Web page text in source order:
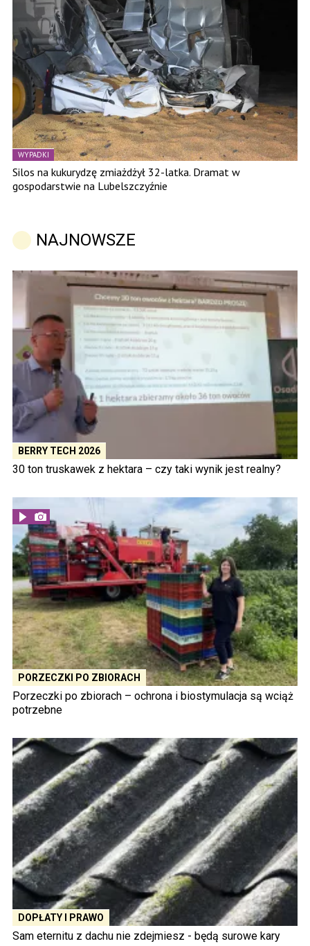
WYPADKI
Silos na kukurydzę zmiażdżył 32-latka. Dramat w
gospodarstwie na Lubelszczyźnie
NAJNOWSZE
BERRY TECH 2026
30 ton truskawek z hektara – czy taki wynik jest realny?
PORZECZKI PO ZBIORACH
Porzeczki po zbiorach – ochrona i biostymulacja są wciąż
potrzebne
DOPŁATY I PRAWO
Sam eternitu z dachu nie zdejmiesz - będą surowe kary